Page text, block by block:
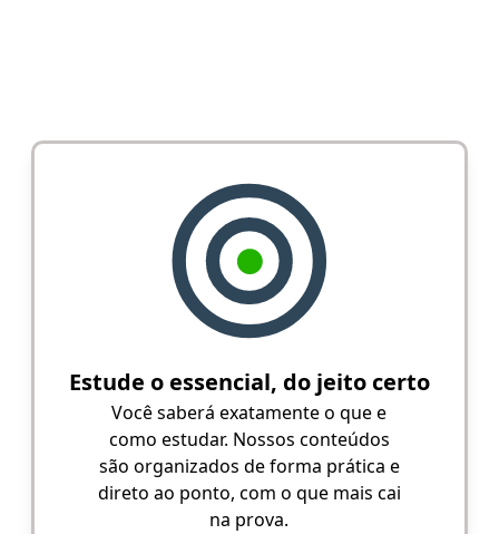
Estude o essencial, do jeito certo
Você saberá exatamente o que e
como estudar. Nossos conteúdos
são organizados de forma prática e
direto ao ponto, com o que mais cai
na prova.